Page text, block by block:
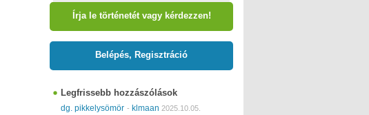
Írja le történetét vagy kérdezzen!
Belépés, Regisztráció
Legfrissebb hozzászólások
dg. pikkelysömör - klmaan 2025.10.05.